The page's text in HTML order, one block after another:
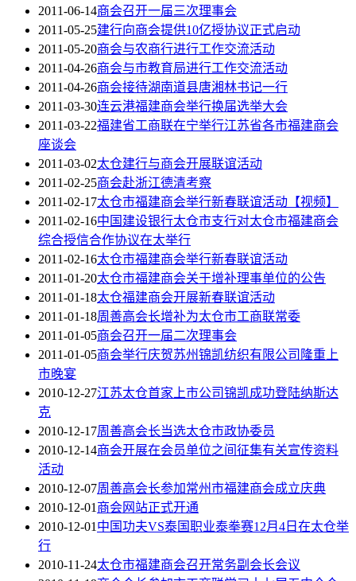
2011-06-14商会召开一届三次理事会
2011-05-25建行向商会提供10亿授协议正式启动
2011-05-20商会与农商行进行工作交流活动
2011-04-26商会与市教育局进行工作交流活动
2011-04-26商会接待湖南道县唐湘林书记一行
2011-03-30连云港福建商会举行换届选举大会
2011-03-22福建省工商联在宁举行江苏省各市福建商会
座谈会
2011-03-02太仓建行与商会开展联谊活动
2011-02-25商会赴浙江德清考察
2011-02-17太仓市福建商会举行新春联谊活动【视频】
2011-02-16中国建设银行太仓市支行对太仓市福建商会
综合授信合作协议在太举行
2011-02-16太仓市福建商会举行新春联谊活动
2011-01-20太仓市福建商会关于增补理事单位的公告
2011-01-18太仓福建商会开展新春联谊活动
2011-01-18周善高会长增补为太仓市工商联常委
2011-01-05商会召开一届二次理事会
2011-01-05商会举行庆贺苏州锦凯纺织有限公司隆重上
市晚宴
2010-12-27江苏太仓首家上市公司锦凯成功登陆纳斯达
克
2010-12-17周善高会长当选太仓市政协委员
2010-12-14商会开展在会员单位之间征集有关宣传资料
活动
2010-12-07周善高会长参加常州市福建商会成立庆典
2010-12-01商会网站正式开通
2010-12-01中国功夫VS泰国职业泰拳赛12月4日在太仓举
行
2010-11-24太仓市福建商会召开常务副会长会议